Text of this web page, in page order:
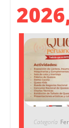
Categoría